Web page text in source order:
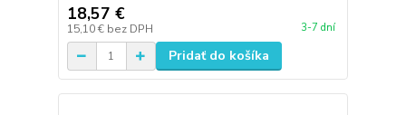
18,57 €
15,10 € bez DPH 3-7 dní
Pridať do košíka